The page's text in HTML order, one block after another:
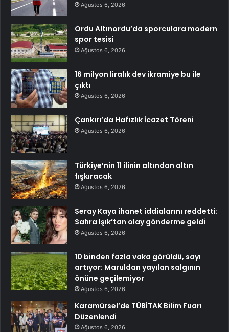
Ağustos 6, 2026
Ordu Altınordu’da sporculara modern
spor tesisi
Ağustos 6, 2026
16 milyon liralık dev ikramiye bu ile
çıktı
Ağustos 6, 2026
Çankırı’da Hafızlık İcazet Töreni
Ağustos 6, 2026
Türkiye’nin 11 ilinin altından altın
fışkıracak
Ağustos 6, 2026
Seray Kaya ihanet iddialarını reddetti:
Sahra Işık’tan olay gönderme geldi
Ağustos 6, 2026
10 binden fazla vaka görüldü, sayı
artıyor: Maruldan yayılan salgının
önüne geçilemiyor
Ağustos 6, 2026
Karamürsel’de TÜBİTAK Bilim Fuarı
Düzenlendi
Ağustos 6, 2026